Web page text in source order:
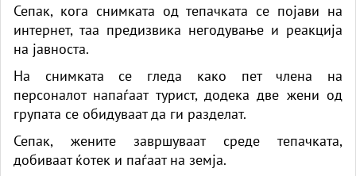
Сепак, кога снимката од тепачката се појави на
интернет, таа предизвика негодување и реакција
на јавноста.
На снимката се гледа како пет члена на
персоналот напаѓаат турист, додека две жени од
групата се обидуваат да ги разделат.
Сепак, жените завршуваат среде тепачката,
добиваат ќотек и паѓаат на земја.